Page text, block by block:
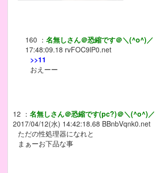
160 ： 名無しさん＠恐縮です＠＼(^o^)／
17:48:09.18 rvFOC9lP0.net
>>11
おえーー
12 ： 名無しさん＠恐縮です(pc?)＠＼(^o^)／
2017/04/12(水) 14:42:18.68 BBnbVqnk0.net
ただの性処理器になれと
まぁーお下品な事